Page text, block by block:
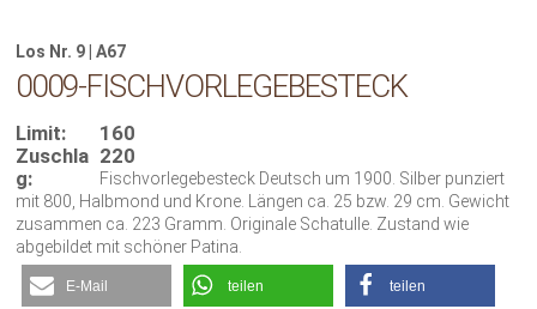
Los Nr. 9 | A67
0009-FISCHVORLEGEBESTECK
Limit:
160
Zuschla
g:
220
Fischvorlegebesteck Deutsch um 1900. Silber punziert
mit 800, Halbmond und Krone. Längen ca. 25 bzw. 29 cm. Gewicht
zusammen ca. 223 Gramm. Originale Schatulle. Zustand wie
abgebildet mit schöner Patina.
E-Mail teilen teilen